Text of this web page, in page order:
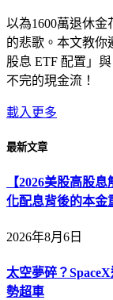
以為1600萬退休
的悲歌。本文教你
股息 ETF 配置」
不完的現金流！
載入更多
最新文章
【2026美股高股
化配息背後的本金
2026年8月6日
太空夢碎？
勢超車